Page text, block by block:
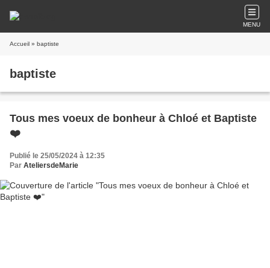
MENU
Accueil » baptiste
baptiste
Tous mes voeux de bonheur à Chloé et Baptiste
❤️
Publié le 25/05/2024 à 12:35
Par AteliersdeMarie